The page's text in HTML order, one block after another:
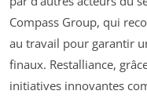
Compass Group, qui
au travail pour garantir
finaux. Restalliance,
initiatives innovantes